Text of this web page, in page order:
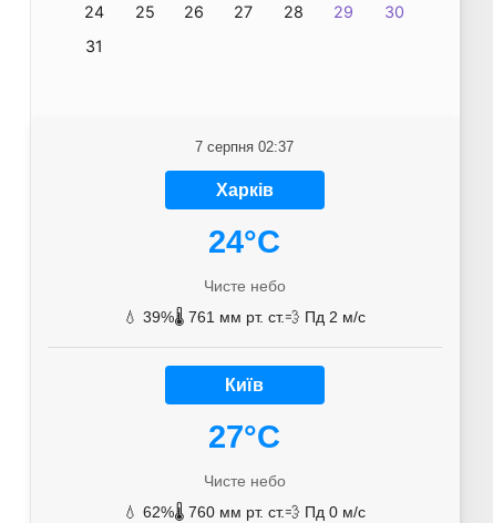
24
25 26 27 28 29
30
31
7 серпня 02:37
Харків
24°C
Чисте небо
💧 39%🌡️ 761 мм рт. ст.💨 Пд 2 м/с
Київ
27°C
Чисте небо
💧 62%🌡️ 760 мм рт. ст.💨 Пд 0 м/с